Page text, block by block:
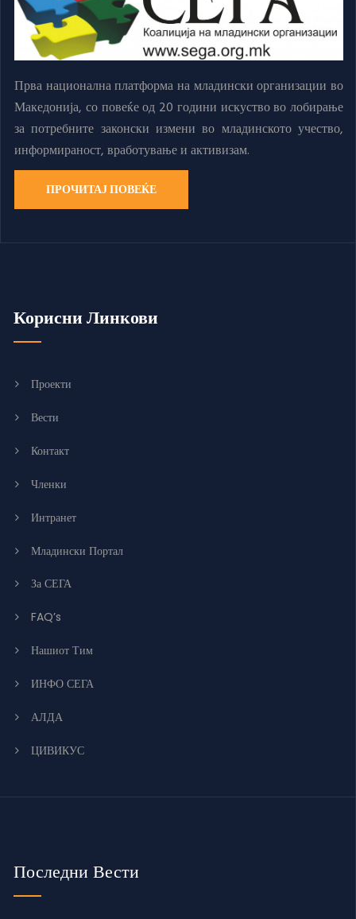
Прва национална платформа на младински организации во
Македонија, со повеќе од 20 години искуство во лобирање
за потребните законски измени во младинското учество,
информираност, вработување и активизам.
ПРОЧИТАЈ ПОВЕЌЕ
Корисни Линкови
Проекти
Вести
Контакт
Членки
Интранет
Младински Портал
За СЕГА
FAQ’s
Нашиот Тим
ИНФО СЕГА
АЛДА
ЦИВИКУС
Последни Вести